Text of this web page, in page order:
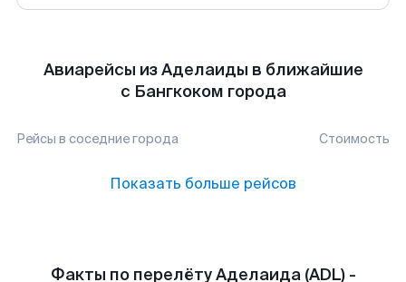
Авиарейсы из Аделаиды в ближайшие
с Бангкоком города
Рейсы в соседние города Стоимость
Показать больше рейсов
Факты по перелёту Аделаида (ADL) -